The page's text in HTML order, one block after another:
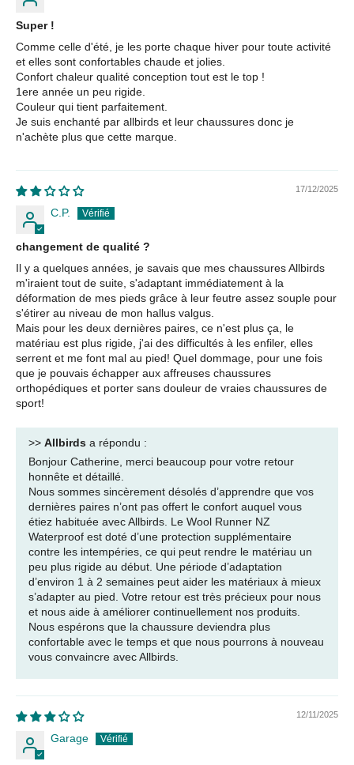
Super !
Comme celle d'été, je les porte chaque hiver pour toute activité
et elles sont confortables chaude et jolies.
Confort chaleur qualité conception tout est le top !
1ere année un peu rigide.
Couleur qui tient parfaitement.
Je suis enchanté par allbirds et leur chaussures donc je
n'achète plus que cette marque.
17/12/2025
C.P.
changement de qualité ?
Il y a quelques années, je savais que mes chaussures Allbirds
m'iraient tout de suite, s'adaptant immédiatement à la
déformation de mes pieds grâce à leur feutre assez souple pour
s'étirer au niveau de mon hallus valgus.
Mais pour les deux dernières paires, ce n'est plus ça, le
matériau est plus rigide, j'ai des difficultés à les enfiler, elles
serrent et me font mal au pied! Quel dommage, pour une fois
que je pouvais échapper aux affreuses chaussures
orthopédiques et porter sans douleur de vraies chaussures de
sport!
>> Allbirds a répondu :
Bonjour Catherine, merci beaucoup pour votre retour
honnête et détaillé.
Nous sommes sincèrement désolés d’apprendre que vos
dernières paires n’ont pas offert le confort auquel vous
étiez habituée avec Allbirds. Le Wool Runner NZ
Waterproof est doté d’une protection supplémentaire
contre les intempéries, ce qui peut rendre le matériau un
peu plus rigide au début. Une période d’adaptation
d’environ 1 à 2 semaines peut aider les matériaux à mieux
s’adapter au pied. Votre retour est très précieux pour nous
et nous aide à améliorer continuellement nos produits.
Nous espérons que la chaussure deviendra plus
confortable avec le temps et que nous pourrons à nouveau
vous convaincre avec Allbirds.
12/11/2025
Garage